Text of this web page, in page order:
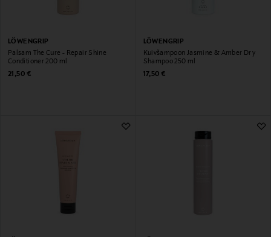
LÖWENGRIP
Palsam The Cure - Repair Shine
Conditioner 200 ml
Original Price
21,50 €
LÖWENGRIP
Kuivšampoon Jasmine & Amber Dry
Shampoo 250 ml
Original Price
17,50 €